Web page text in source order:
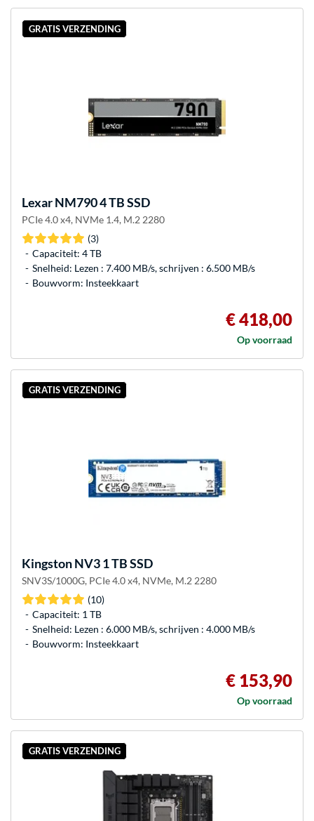
GRATIS VERZENDING
LexarNM790 4 TB SSD
PCIe 4.0 x4, NVMe 1.4, M.2 2280
(3)
Capaciteit: 4 TB
Snelheid: Lezen : 7.400 MB/s, schrijven : 6.500 MB/s
Bouwvorm: Insteekkaart
€ 418,00
Op voorraad
GRATIS VERZENDING
KingstonNV3 1 TB SSD
SNV3S/1000G, PCIe 4.0 x4, NVMe, M.2 2280
(10)
Capaciteit: 1 TB
Snelheid: Lezen : 6.000 MB/s, schrijven : 4.000 MB/s
Bouwvorm: Insteekkaart
€ 153,90
Op voorraad
GRATIS VERZENDING